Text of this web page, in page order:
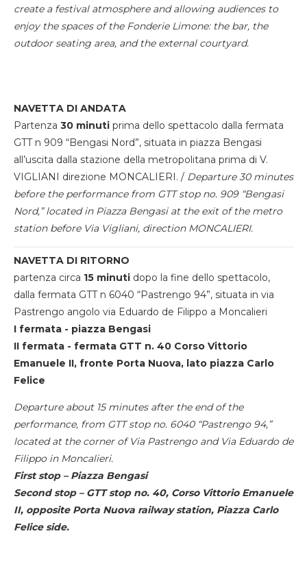
create a festival atmosphere and allowing audiences to
enjoy the spaces of the Fonderie Limone: the bar, the
outdoor seating area, and the external courtyard.
NAVETTA DI ANDATA
Partenza 30 minuti prima dello spettacolo dalla fermata
GTT n 909 “Bengasi Nord”, situata in piazza Bengasi
all’uscita dalla stazione della metropolitana prima di V.
VIGLIANI direzione MONCALIERI. / Departure 30 minutes
before the performance from GTT stop no. 909 “Bengasi
Nord,” located in Piazza Bengasi at the exit of the metro
station before Via Vigliani, direction MONCALIERI.
NAVETTA DI RITORNO
partenza circa 15 minuti dopo la fine dello spettacolo,
dalla fermata GTT n 6040 “Pastrengo 94”, situata in via
Pastrengo angolo via Eduardo de Filippo a Moncalieri
I fermata - piazza Bengasi
II fermata - fermata GTT n. 40 Corso Vittorio
Emanuele II, fronte Porta Nuova, lato piazza Carlo
Felice
Departure about 15 minutes after the end of the
performance, from GTT stop no. 6040 “Pastrengo 94,”
located at the corner of Via Pastrengo and Via Eduardo de
Filippo in Moncalieri.
First stop – Piazza Bengasi
Second stop – GTT stop no. 40, Corso Vittorio Emanuele
II, opposite Porta Nuova railway station, Piazza Carlo
Felice side.